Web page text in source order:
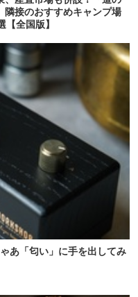
隣接のおすすめキャンプ場
【全国版】
あ「匂い」に手を出してみ